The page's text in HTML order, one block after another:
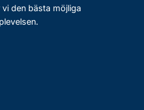
den bästa möjliga